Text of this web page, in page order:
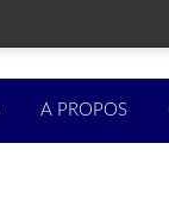
A PROPOS